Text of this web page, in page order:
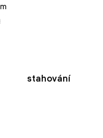
stahování